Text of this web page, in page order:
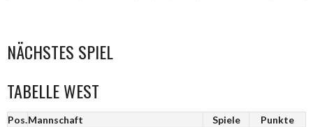
NÄCHSTES SPIEL
TABELLE WEST
Pos.Mannschaft Spiele
Punkte